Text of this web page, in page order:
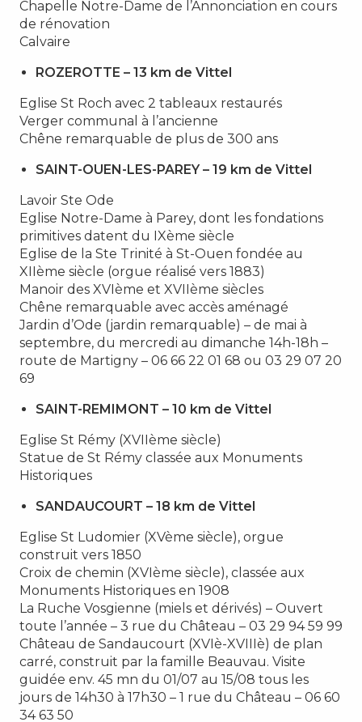
Chapelle Notre-Dame de l’Annonciation en cours
de rénovation
Calvaire
ROZEROTTE – 13 km de Vittel
Eglise St Roch avec 2 tableaux restaurés
Verger communal à l’ancienne
Chêne remarquable de plus de 300 ans
SAINT-OUEN-LES-PAREY – 19 km de Vittel
Lavoir Ste Ode
Eglise Notre-Dame à Parey, dont les fondations
primitives datent du IXème siècle
Eglise de la Ste Trinité à St-Ouen fondée au
XIIème siècle (orgue réalisé vers 1883)
Manoir des XVIème et XVIIème siècles
Chêne remarquable avec accès aménagé
Jardin d’Ode (jardin remarquable) – de mai à
septembre, du mercredi au dimanche 14h-18h –
route de Martigny – 06 66 22 01 68 ou 03 29 07 20
69
SAINT-REMIMONT – 10 km de Vittel
Eglise St Rémy (XVIIème siècle)
Statue de St Rémy classée aux Monuments
Historiques
SANDAUCOURT – 18 km de Vittel
Eglise St Ludomier (XVème siècle), orgue
construit vers 1850
Croix de chemin (XVIème siècle), classée aux
Monuments Historiques en 1908
La Ruche Vosgienne (miels et dérivés) – Ouvert
toute l’année – 3 rue du Château – 03 29 94 59 99
Château de Sandaucourt (XVIè-XVIIIè) de plan
carré, construit par la famille Beauvau. Visite
guidée env. 45 mn du 01/07 au 15/08 tous les
jours de 14h30 à 17h30 – 1 rue du Château – 06 60
34 63 50